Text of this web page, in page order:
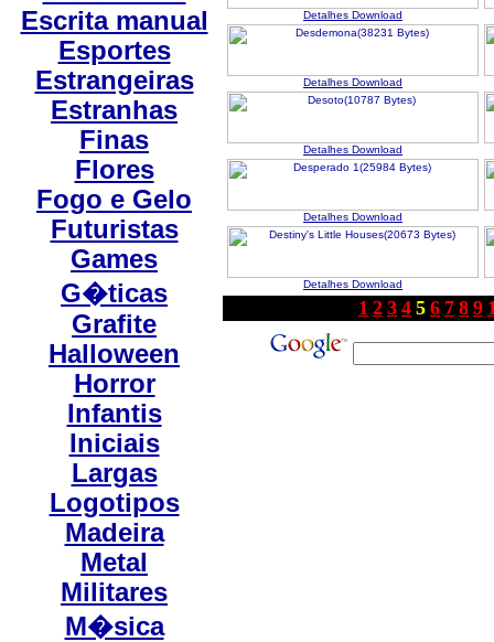
Escrita manual
Esportes
Estrangeiras
Estranhas
Finas
Flores
Fogo e Gelo
Futuristas
Games
G�ticas
Grafite
Halloween
Horror
Infantis
Iniciais
Largas
Logotipos
Madeira
Metal
Militares
M�sica
Detalhes Download
Detalhes Download
Detalhes Download
Detalhes Download
Detalhes Download
1 2 3 4 5 6 7 8 9